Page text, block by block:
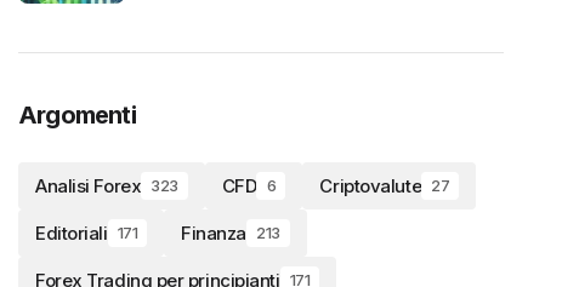
Argomenti
Analisi Forex 323 CFD 6 Criptovalute 27
Editoriali 171 Finanza 213
Forex Trading per principianti 171